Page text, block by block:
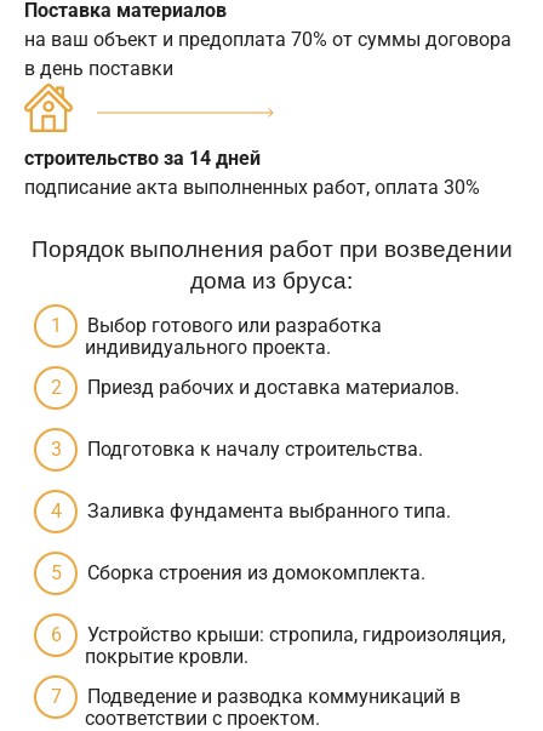
Поставка материалов
на ваш объект и предоплата 70% от суммы договора
в день поставки
строительство за 14 дней
подписание акта выполненных работ, оплата 30%
Порядок выполнения работ при возведении
дома из бруса:
Выбор готового или разработка
индивидуального проекта.
Приезд рабочих и доставка материалов.
Подготовка к началу строительства.
Заливка фундамента выбранного типа.
Сборка строения из домокомплекта.
Устройство крыши: стропила, гидроизоляция,
покрытие кровли.
Подведение и разводка коммуникаций в
соответствии с проектом.